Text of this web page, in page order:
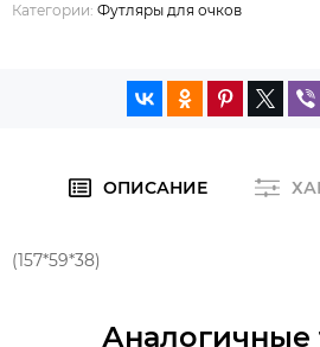
Категории: Футляры для очков
ОПИСАНИЕ
(157*59*38)
Аналогичные